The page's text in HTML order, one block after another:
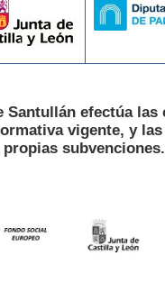
Santullán efectúa las
vigente, y
propias